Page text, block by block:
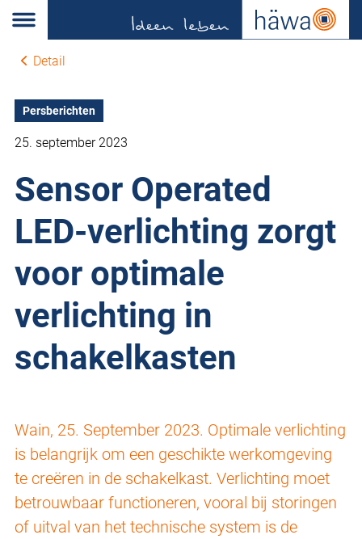
Detail
Persberichten
25. september 2023
Sensor Operated
LED-verlichting zorgt
voor optimale
verlichting in
schakelkasten
Wain, 25. September 2023. Optimale verlichting
is belangrijk om een geschikte werkomgeving
te creëren in de schakelkast. Verlichting moet
betrouwbaar functioneren, vooral bij storingen
of uitval van het technische system is de